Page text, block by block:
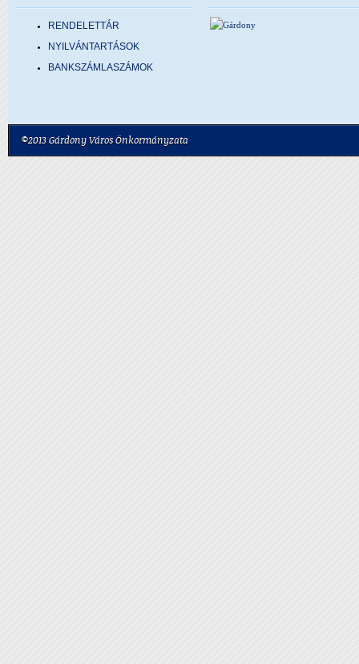
RENDELETTÁR
NYILVÁNTARTÁSOK
BANKSZÁMLASZÁMOK
©2013 Gárdony Város Önkormányzata